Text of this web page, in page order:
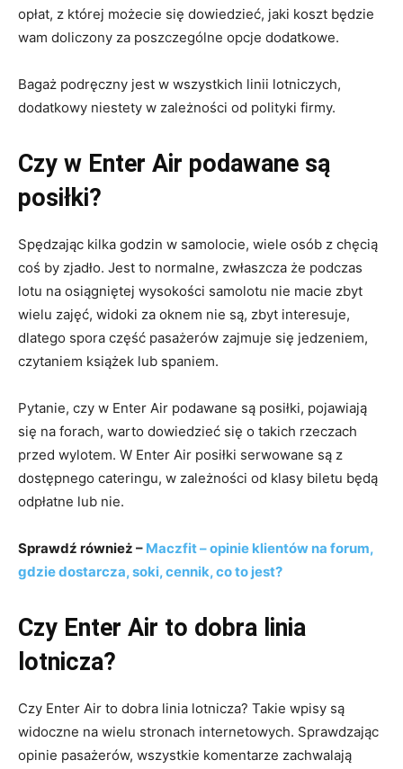
opłat, z której możecie się dowiedzieć, jaki koszt będzie
wam doliczony za poszczególne opcje dodatkowe.
Bagaż podręczny jest w wszystkich linii lotniczych,
dodatkowy niestety w zależności od polityki firmy.
Czy w Enter Air podawane są
posiłki?
Spędzając kilka godzin w samolocie, wiele osób z chęcią
coś by zjadło. Jest to normalne, zwłaszcza że podczas
lotu na osiągniętej wysokości samolotu nie macie zbyt
wielu zajęć, widoki za oknem nie są, zbyt interesuje,
dlatego spora część pasażerów zajmuje się jedzeniem,
czytaniem książek lub spaniem.
Pytanie, czy w Enter Air podawane są posiłki, pojawiają
się na forach, warto dowiedzieć się o takich rzeczach
przed wylotem. W Enter Air posiłki serwowane są z
dostępnego cateringu, w zależności od klasy biletu będą
odpłatne lub nie.
Sprawdź również – Maczfit – opinie klientów na forum,
gdzie dostarcza, soki, cennik, co to jest?
Czy Enter Air to dobra linia
lotnicza?
Czy Enter Air to dobra linia lotnicza? Takie wpisy są
widoczne na wielu stronach internetowych. Sprawdzając
opinie pasażerów, wszystkie komentarze zachwalają